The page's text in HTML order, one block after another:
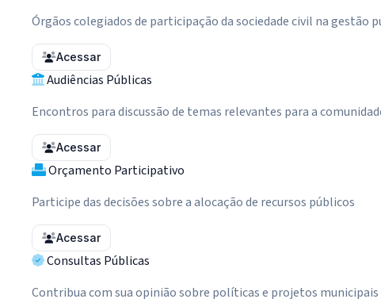
Órgãos colegiados de participação da sociedade civil na gestão
Acessar
Audiências Públicas
Encontros para discussão de temas relevantes para a
Acessar
Orçamento Participativo
Participe das decisões sobre a alocação de recursos públicos
Acessar
Consultas Públicas
Contribua com sua opinião sobre políticas e projetos municipais